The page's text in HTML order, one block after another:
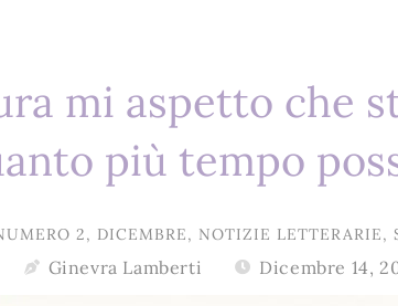
mi aspetto che
più tempo
2, DICEMBRE, NOTIZIE LETTERARIE,
Ginevra Lamberti Dicembre 14,